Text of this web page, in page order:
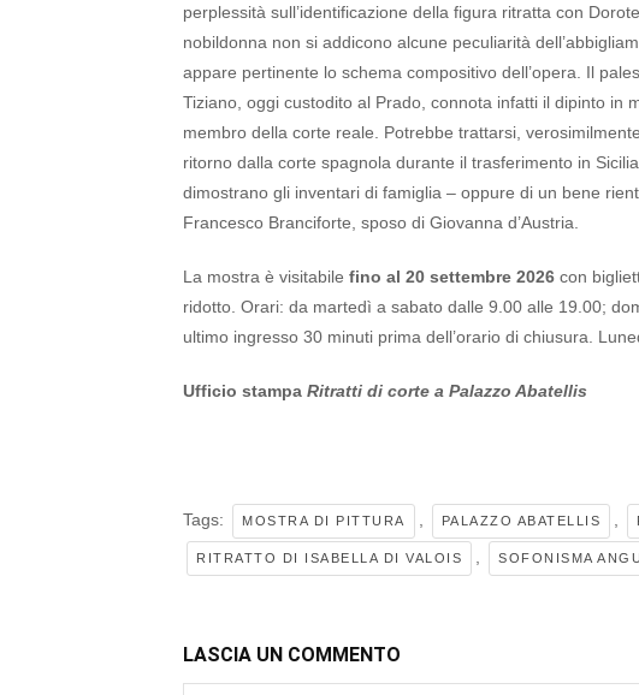
perplessità sull’identificazione della figura ritratta con
nobildonna non si addicono alcune peculiarità
appare pertinente lo schema compositivo dell’opera. Il
Tiziano, oggi custodito al Prado, connota infatti il dipinto in
membro della corte reale. Potrebbe trattarsi,
ritorno dalla corte spagnola durante il trasferimento in
dimostrano gli inventari di famiglia – oppure di un bene
Francesco Branciforte, sposo di Giovanna d’Austria.
La mostra è visitabile fino al 20 settembre 2026 con
ridotto. Orari: da martedì a sabato dalle 9.00 alle 19.00;
ultimo ingresso 30 minuti prima dell’orario di chiusura.
Ufficio stampa Ritratti di corte a Palazzo Abatellis
Tags: MOSTRA DI PITTURA PALAZZO ABATELLIS
RITRATTO DI ISABELLA DI VALOIS SOFONISMA
LASCIA UN COMMENTO